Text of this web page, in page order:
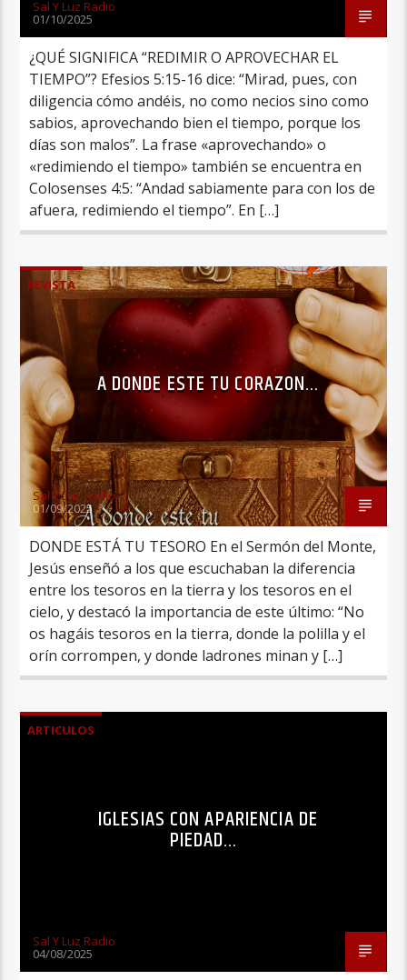
Sal Y Luz Radio
01/10/2025
¿QUÉ SIGNIFICA “REDIMIR O APROVECHAR EL
TIEMPO”? Efesios 5:15-16 dice: “Mirad, pues, con
diligencia cómo andéis, no como necios sino como
sabios, aprovechando bien el tiempo, porque los
días son malos”. La frase «aprovechando» o
«redimiendo el tiempo» también se encuentra en
Colosenses 4:5: “Andad sabiamente para con los de
afuera, redimiendo el tiempo”. En […]
REVISTA
A DONDE ESTE TU CORAZON…
Sal Y Luz Radio
01/09/2025
DONDE ESTÁ TU TESORO En el Sermón del Monte,
Jesús enseñó a los que escuchaban la diferencia
entre los tesoros en la tierra y los tesoros en el
cielo, y destacó la importancia de este último: “No
os hagáis tesoros en la tierra, donde la polilla y el
orín corrompen, y donde ladrones minan y […]
ARTICULOS
IGLESIAS CON APARIENCIA DE
PIEDAD…
Sal Y Luz Radio
04/08/2025